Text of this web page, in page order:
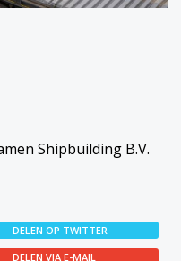
Shipbuilding B.V.
DELEN OP TWITTER
DELEN VIA E-MAIL